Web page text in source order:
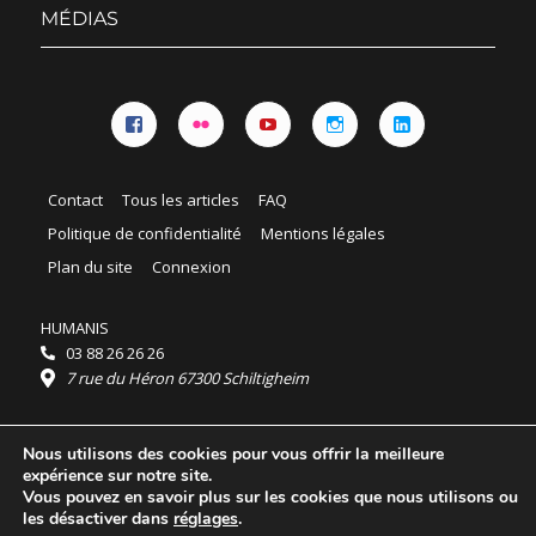
MÉDIAS
Contact Tous les articles
FAQ
Politique de confidentialité
Mentions légales
Plan du site
Connexion
HUMANIS
03 88 26 26 26
7 rue du Héron 67300 Schiltigheim
Horaires :
HUMANIS : du lundi au vendredi 9h - 18h
Ordidocaz : du lundi au vendredi 8h - 19h
© 2025 HUMANIS, tous droits réservés.
Licence Creative Commons Attribution 4.0
Nous utilisons des cookies pour vous offrir la meilleure
expérience sur notre site.
Vous pouvez en savoir plus sur les cookies que nous utilisons ou
les désactiver dans réglages.